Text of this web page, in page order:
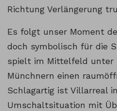
Richtung Verlängerung
Es folgt unser Moment
doch symbolisch für die
spielt im Mittelfeld unter
Münchnern einen
Schlagartig ist Villarreal
Umschaltsituation mit